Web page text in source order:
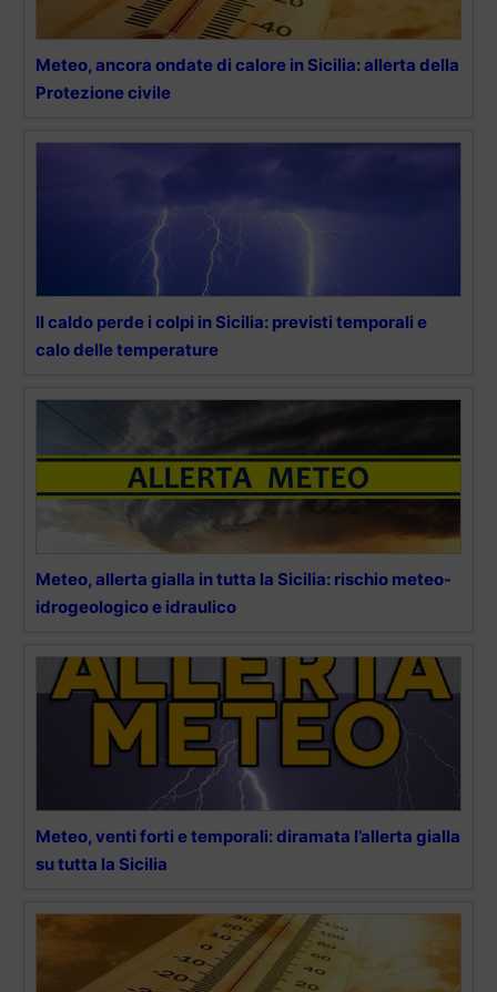
Meteo, ancora ondate di calore in Sicilia: allerta della
Protezione civile
Il caldo perde i colpi in Sicilia: previsti temporali e
calo delle temperature
Meteo, allerta gialla in tutta la Sicilia: rischio meteo-
idrogeologico e idraulico
Meteo, venti forti e temporali: diramata l’allerta gialla
su tutta la Sicilia